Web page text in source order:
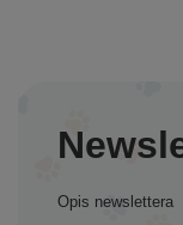
Opis newslettera